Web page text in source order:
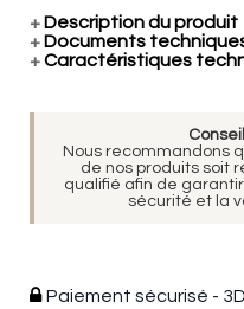
+ Description du produit
+ Documents
+Caractéristiques
Nous recommandons
de nos produits soit
qualifié afin de
sécurité et la
Paiement sécurisé -